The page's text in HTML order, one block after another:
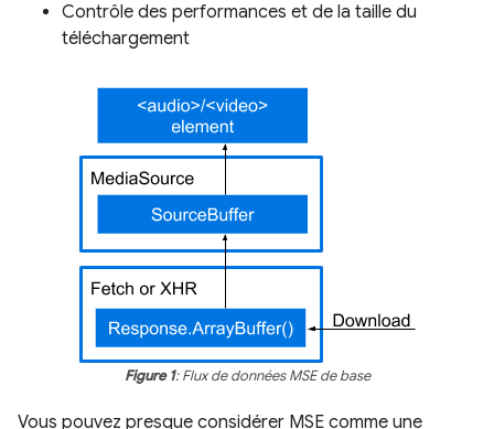
Contrôle des performances et de la taille du
téléchargement
Figure 1: Flux de données MSE de base
Vous pouvez presque considérer MSE comme une